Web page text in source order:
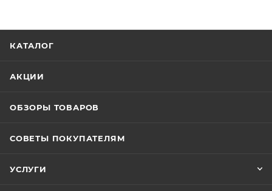
КАТАЛОГ
АКЦИИ
ОБЗОРЫ ТОВАРОВ
СОВЕТЫ ПОКУПАТЕЛЯМ
УСЛУГИ